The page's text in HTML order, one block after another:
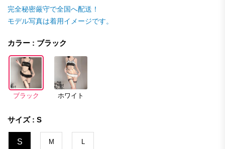
完全秘密厳守で全国へ配送！
モデル写真は着用イメージです。
カラー : ブラック
ブラック ホワイト
サイズ : S
S M